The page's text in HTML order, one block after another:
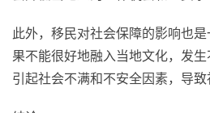
此外，移民对社会保障的影响也
果不能很好地融入当地文化，发
引起社会不满和不安全因素，导致